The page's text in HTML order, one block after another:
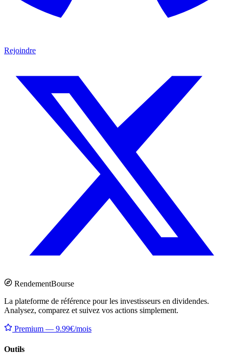
Rejoindre
RendementBourse
La plateforme de référence pour les investisseurs en dividendes.
Analysez, comparez et suivez vos actions simplement.
Premium — 9.99€/mois
Outils